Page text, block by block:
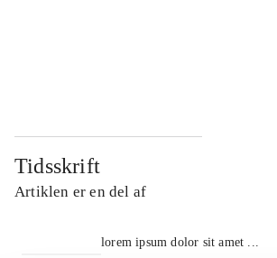
Tidsskrift
Artiklen er en del af
lorem ipsum dolor sit amet ...